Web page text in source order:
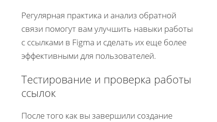
Регулярная практика и анализ обратной
связи помогут вам улучшить навыки работы
с ссылками в Figma и сделать их еще более
эффективными для пользователей.
Тестирование и проверка работы
ссылок
После того как вы завершили создание